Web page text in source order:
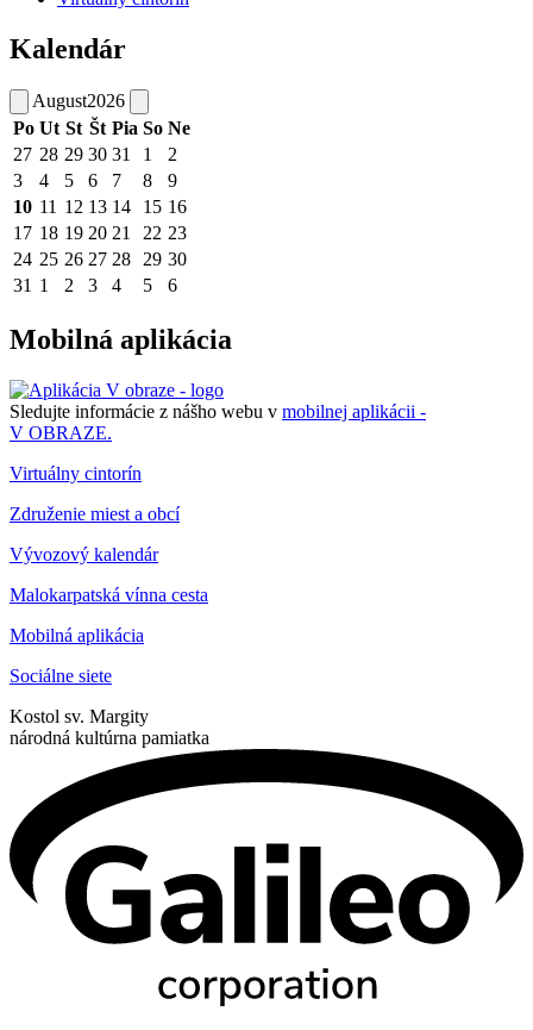
Kalendár
August2026
Po Ut St Št Pia So Ne
27 28 29 30 31 1
2
3
4 5 6 7 8
9
10 11 12 13 14 15 16
17 18 19 20 21 22 23
24 25 26 27 28 29 30
31 1 2 3 4 5 6
Mobilná aplikácia
Sledujte informácie z nášho webu v mobilnej aplikácii -
V OBRAZE.
Virtuálny cintorín
Združenie miest a obcí
Vývozový kalendár
Malokarpatská vínna cesta
Mobilná aplikácia
Sociálne siete
Kostol sv. Margity
národná kultúrna pamiatka